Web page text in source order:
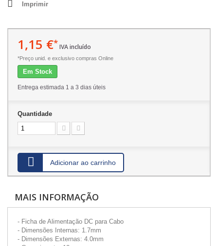
Imprimir
1,15 €*IVA incluído
*Preço unid. e exclusivo compras Online
Em Stock
Entrega estimada 1 a 3 dias úteis
Quantidade
Adicionar ao carrinho
MAIS INFORMAÇÃO
- Ficha de Alimentação DC para Cabo
- Dimensões Internas: 1.7mm
- Dimensões Externas: 4.0mm